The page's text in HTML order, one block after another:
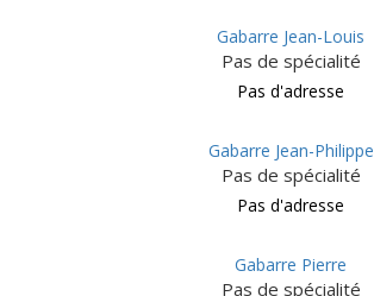
Gabarre Jean-Louis
Pas de spécialité
Pas d'adresse
Gabarre Jean-Philippe
Pas de spécialité
Pas d'adresse
Gabarre Pierre
Pas de spécialité